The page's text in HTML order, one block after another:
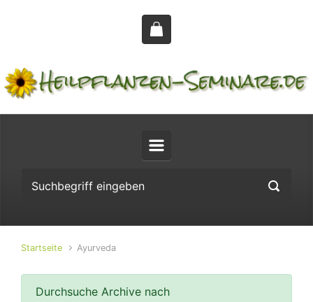
Zum Hauptinhalt springen
Startseite Ayurveda
Durchsuche Archive nach